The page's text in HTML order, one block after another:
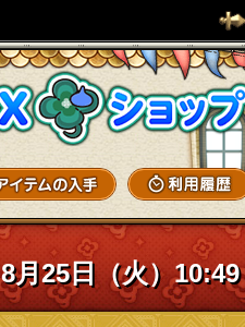
8月25日（火）